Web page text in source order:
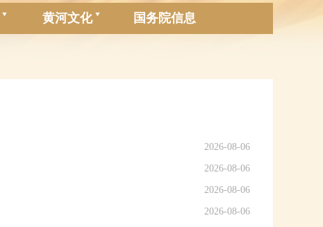
黄河文化 国务院信息
2026-08-06
2026-08-06
2026-08-06
2026-08-06